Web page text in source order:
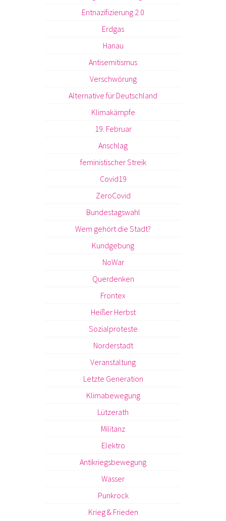
Entnazifizierung 2.0
Erdgas
Hanau
Antisemitismus
Verschwörung
Alternative für Deutschland
Klimakämpfe
19. Februar
Anschlag
feministischer Streik
Covid19
ZeroCovid
Bundestagswahl
Wem gehört die Stadt?
Kundgebung
NoWar
Querdenken
Frontex
Heißer Herbst
Sozialproteste
Norderstadt
Veranstaltung
Letzte Generation
Klimabewegung
Lützerath
Militanz
Elektro
Antikriegsbewegung
Wasser
Punkrock
Krieg & Frieden